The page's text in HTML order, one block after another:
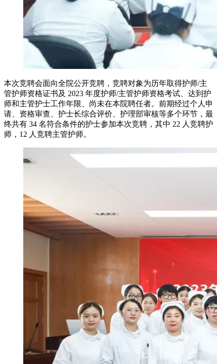
本次竞聘会面向全院公开竞聘，竞聘对象为历年取得护师/主
管护师资格证书及 2023 年度护师/主管护师资格考试、达到护
师和主管护士工作年限、尚未在本院聘任者。前期经过个人申
请、资格审查、护士长综合评价、护理部审核等多个环节，最
终共有 34 名符合条件的护士参加本次竞聘，其中 22 人竞聘护
师，12 人竞聘主管护师。